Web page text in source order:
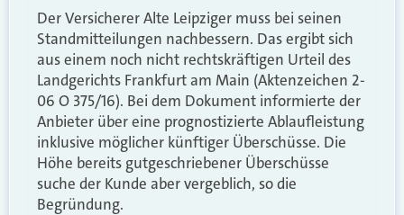
Der Versicherer Alte Leipziger muss bei seinen
Standmitteilungen nachbessern. Das ergibt sich
aus einem noch nicht rechtskräftigen Urteil des
Landgerichts Frankfurt am Main (Aktenzeichen 2-
06 O 375/16). Bei dem Dokument informierte der
Anbieter über eine prognostizierte Ablaufleistung
inklusive möglicher künftiger Überschüsse. Die
Höhe bereits gutgeschriebener Überschüsse
suche der Kunde aber vergeblich, so die
Begründung.